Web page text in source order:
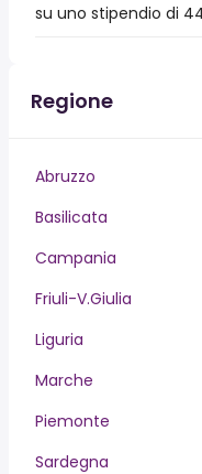
su uno stipendio di
Regione
Abruzzo
Basilicata
Campania
Friuli-V.Giulia
Liguria
Marche
Piemonte
Sardegna